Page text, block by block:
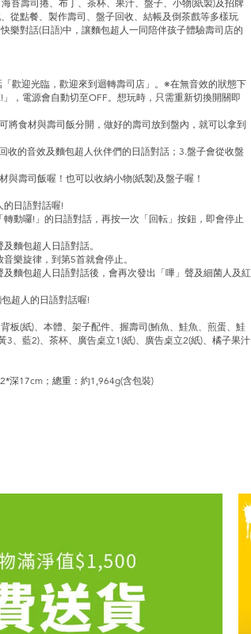
苔壽司捲、布丁、茶杯、果汁、盤子、小物(紙製)及招牌
從點餐、製作壽司、盤子回收、結帳及倒茶戲等多樣玩
樂對話(日語)中，讓麵包超人一同陪伴孩子體驗壽司店的
歡迎光臨，歡迎來到迴轉壽司店」。※在無音效的狀態下
，電源會自動切至OFF。想玩時，只需重新切換開關即
將食材與壽司飯分開，做好的壽司放到盤內，就可以拿到
收的音效及麵包超人伙伴們的日語對話；3.盤子會從收盤
壽司飯喔！也可以收納小物(紙製)及盤子喔！
的日語對話喔!
動囉!」的日語對話，再按一次「回転」按鈕，即會停止
麵包超人日語對話。
樂旋律，到第5首就會停止。
麵包超人日語對話後，會再次發出「嗶」聲及細菌人及紅
超人的日語對話喔!
板(紙)、本體、架子配件、握壽司(鮪魚、鮭魚、煎蛋、鮭
、藍2)、茶杯、廣告桌立1(紙)、廣告桌立2(紙)、橘子果汁
深17cm；總重：約1,964g(含包裝)